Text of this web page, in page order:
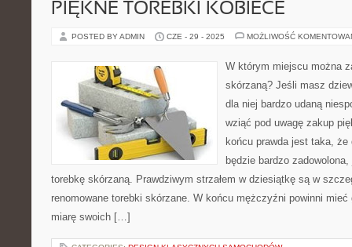
PIĘKNE TOREBKI KOBIECE
POSTED BY ADMIN CZE - 29 - 2025 MOŻLIWOŚĆ
W którym miejscu można
skórzaną? Jeśli masz
dla niej bardzo udaną
wziąć pod uwagę zakup
końcu prawda jest taka,
będzie bardzo
torebkę skórzaną. Prawdziwym strzałem w dziesiątkę są w
renomowane torebki skórzane. W końcu mężczyźni powinni
miarę swoich […]